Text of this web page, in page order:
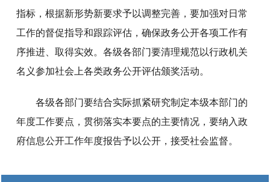
指标，根据新形势新要求予以调整完善，要加强对日常
工作的督促指导和跟踪评估，确保政务公开各项工作有
序推进、取得实效。各级各部门要清理规范以行政机关
名义参加社会上各类政务公开评估颁奖活动。
各级各部门要结合实际抓紧研究制定本级本部门的
年度工作要点，贯彻落实本要点的主要情况，要纳入政
府信息公开工作年度报告予以公开，接受社会监督。